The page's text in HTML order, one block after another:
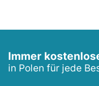
Immer
in Polen für jede